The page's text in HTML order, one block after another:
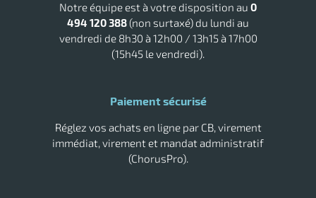
Tork savon
Notre équipe est à votre disposition au 0
494 120 388 (non surtaxé) du lundi au
vendredi de 8h30 à 12h00 / 13h15 à 17h00
(15h45 le vendredi).
Paiement sécurisé
Réglez vos achats en ligne par CB, virement
immédiat, virement et mandat administratif
(ChorusPro).